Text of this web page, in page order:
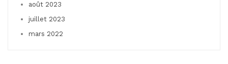
août 2023
juillet 2023
mars 2022